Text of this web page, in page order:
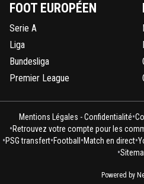
FOOT EUROPÉEN
Serie A
Liga
Bundesliga
Premier League
Mentions Légales - Confidentialité•
•Retrouvez votre compte pour les
•PSG transfert•Football •Match en direct•
•
Powered by